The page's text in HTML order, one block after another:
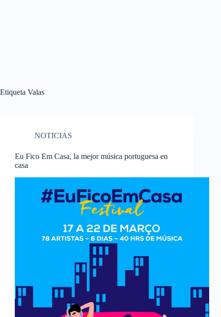
Etiqueta Valas
NOTICIAS
Eu Fico Em Casa, la mejor música portuguesa en
casa